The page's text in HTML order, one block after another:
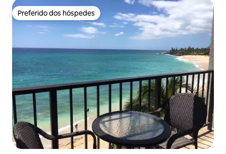
Preferido dos hóspedes
Preferido dos hóspedes